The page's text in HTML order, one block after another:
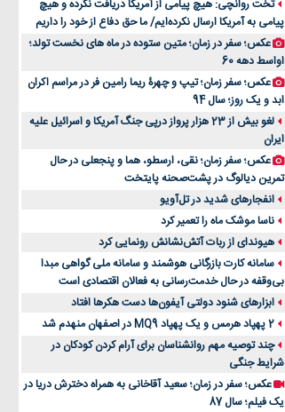
راهنمای جامع بهترین کفش ورزشی برای دویدن و استفاده
روزمره | بررسی ۱۲ مدل برتر
تخت روانچی: هیچ پیامی از آمریکا دریافت نکرده و هیچ
پیامی به آمریکا ارسال نکرده‌ایم/ ما حق دفاع از خود را داریم
عکس؛ سفر در زمان؛ متین ستوده در ماه های نخست تولد؛
اواسط دهه 60
عکس؛ سفر زمان؛ تیپ و چهرۀ ریما رامین فر در مراسم اکران
ابد و یک روز؛ سال 94
لغو بیش از 23 هزار پرواز درپی جنگ آمریکا و اسرائیل علیه
ایران
عکس؛ سفر زمان؛ نقی، ارسطو، هما و پنجعلی در حال
تمرین دیالوگ در پشت‌صحنه پایتخت
انفجارهای شدید در تل‌آویو
ناسا موشک ماه را تعمیر کرد
هیوندای از ربات آتش‌نشانش رونمایی کرد
سامانه کارت بازرگانی هوشمند و سامانه ملی گواهی مبدا
بی‌وقفه در حال خدمت‌رسانی به فعالان اقتصادی است
ابزارهای شنود دولتی آیفون‌ها دست هکرها افتاد
2 پهپاد هرمس و یک پهپاد MQ9 در اصفهان منهدم شد
چند توصیه مهم روانشناسان برای آرام کردن کودکان در
شرایط جنگی
عکس؛ سفر در زمان؛ سعید آقاخانی به همراه دخترش دریا در
یک فیلم؛ سال 87